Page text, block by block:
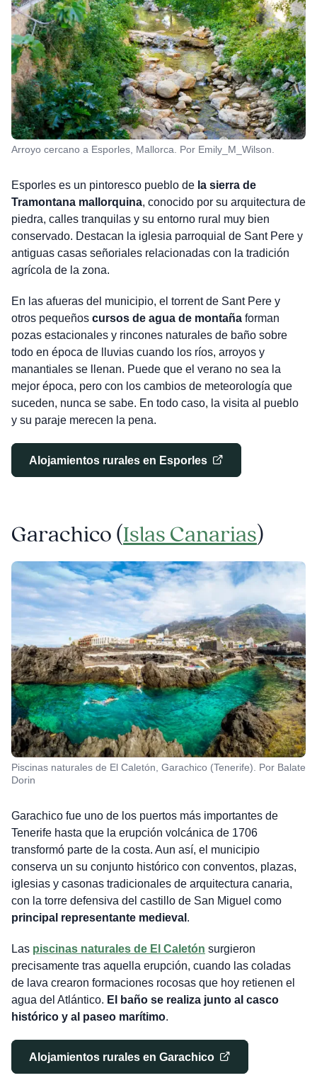
Arroyo cercano a Esporles, Mallorca. Por Emily_M_Wilson.
Esporles es un pintoresco pueblo de la sierra de
Tramontana mallorquina, conocido por su arquitectura de
piedra, calles tranquilas y su entorno rural muy bien
conservado. Destacan la iglesia parroquial de Sant Pere y
antiguas casas señoriales relacionadas con la tradición
agrícola de la zona.
En las afueras del municipio, el torrent de Sant Pere y
otros pequeños cursos de agua de montañaforman
pozas estacionales y rincones naturales de baño sobre
todo en época de lluvias cuando los ríos, arroyos y
manantiales se llenan. Puede que el verano no sea la
mejor época, pero con los cambios de meteorología que
suceden, nunca se sabe. En todo caso, la visita al pueblo
y su paraje merecen la pena.
Alojamientos rurales en Esporles
Garachico (Islas Canarias)
Piscinas naturales de El Caletón, Garachico (Tenerife). Por Balate
Dorin
Garachico fue uno de los puertos más importantes de
Tenerife hasta que la erupción volcánica de 1706
transformó parte de la costa. Aun así, el municipio
conserva un su conjunto histórico con conventos, plazas,
iglesias y casonas tradicionales de arquitectura canaria,
con la torre defensiva del castillo de San Miguel como
principal representante medieval .
Las piscinas naturales de El Caletón surgieron
precisamente tras aquella erupción, cuando las coladas
de lava crearon formaciones rocosas que hoy retienen el
agua del Atlántico. El baño se realiza junto al casco
histórico y al paseo marítimo.
Alojamientos rurales en Garachico